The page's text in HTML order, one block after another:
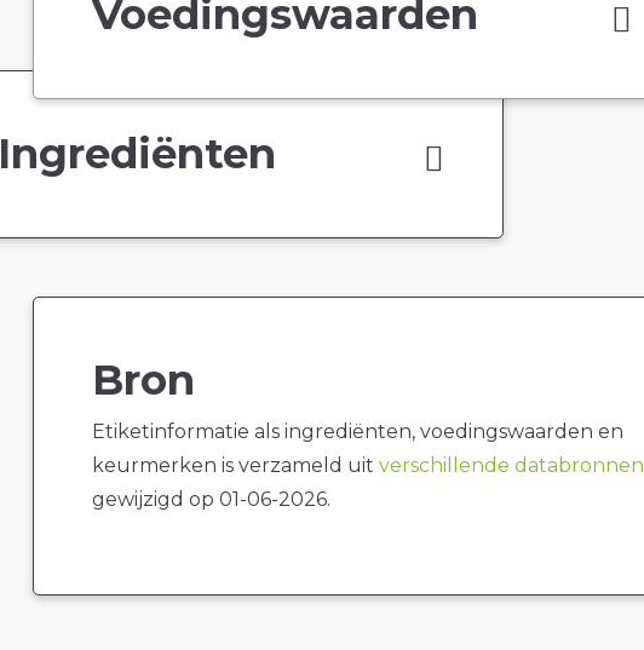
Voedingswaarden
Ingrediënten
Bron
Etiketinformatie als ingrediënten, voedingswaarden en
keurmerken is verzameld uit verschillende databronnen
gewijzigd op 01-06-2026.